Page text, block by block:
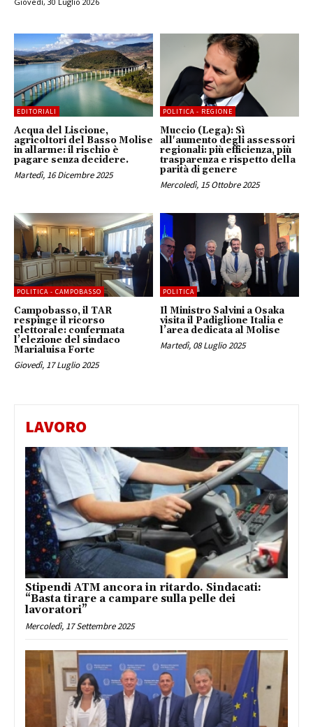
EDITORIALI
Acqua del Liscione,
agricoltori del Basso Molise
in allarme: il rischio è
pagare senza decidere.
Martedì, 16 Dicembre 2025
POLITICA - REGIONE
Muccio (Lega): Sì
all'aumento degli assessori
regionali: più efficienza, più
trasparenza e rispetto della
parità di genere
Mercoledì, 15 Ottobre 2025
POLITICA - CAMPOBASSO
Campobasso, il TAR
respinge il ricorso
elettorale: confermata
l’elezione del sindaco
Marialuisa Forte
Giovedì, 17 Luglio 2025
POLITICA
Il Ministro Salvini a Osaka
visita il Padiglione Italia e
l’area dedicata al Molise
Martedì, 08 Luglio 2025
LAVORO
Stipendi ATM ancora in ritardo. Sindacati:
“Basta tirare a campare sulla pelle dei
lavoratori”
Mercoledì, 17 Settembre 2025